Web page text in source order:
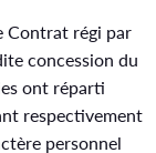
Contrat régi par
concession du
ont réparti
respectivement
personnel